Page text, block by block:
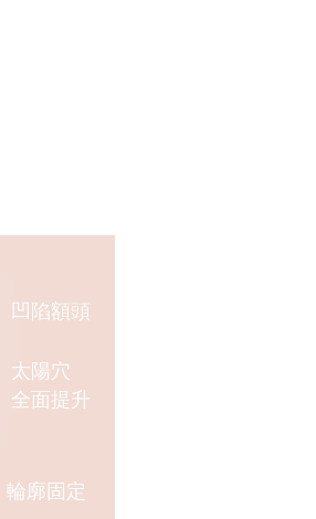
凹陷額頭
太陽穴
全面提升
輪廓固定